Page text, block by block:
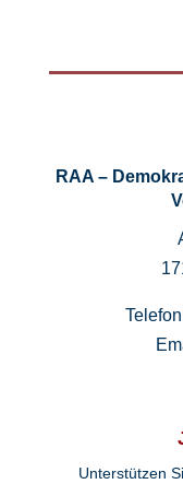
RAA –
Unterstützen